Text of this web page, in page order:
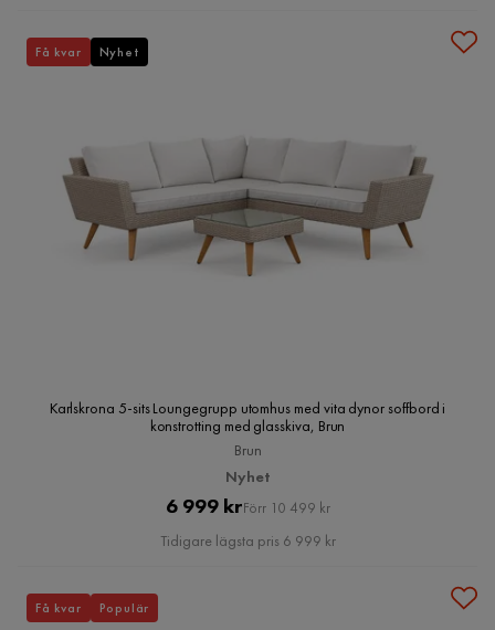
Karlskrona 5-sits Loungegrupp utomhus med vita dynor soffbord i
konstrotting med glasskiva, Brun
Brun
Nyhet
Pris
6 999 krOriginal
Pris
Förr 10 499 kr
Tidigare lägsta pris 6 999 kr
Få kvar Nyhet
Få kvar Populär